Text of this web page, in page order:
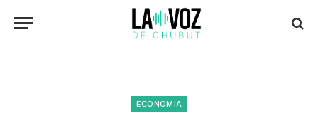
ECONOMÍA